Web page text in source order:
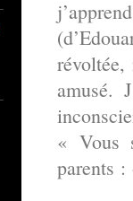
révoltée,
amusé.
« Vous
parents